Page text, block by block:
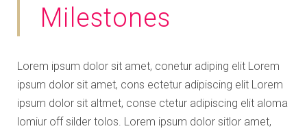
Milestones
Lorem ipsum dolor sit amet, conetur adiping elit Lorem
ipsum dolor sit amet, cons ectetur adipiscing elit Lorem
ipsum dolor sit altmet, conse ctetur adipiscing elit aloma
lomiur off silder tolos. Lorem ipsum dolor sitlor amet,